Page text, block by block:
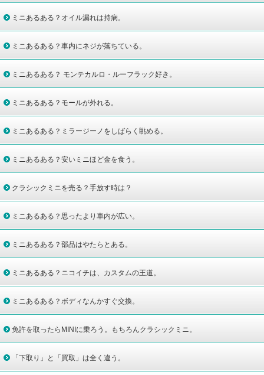
ミニあるある？オイル漏れは持病。
ミニあるある？車内にネジが落ちている。
ミニあるある？ モンテカルロ・ルーフラック好き。
ミニあるある？モールが外れる。
ミニあるある？ミラージーノをしばらく眺める。
ミニあるある？安いミニほど金を食う。
クラシックミニを売る？手放す時は？
ミニあるある？思ったより車内が広い。
ミニあるある？部品はやたらとある。
ミニあるある？ニコイチは、カスタムの王道。
ミニあるある？ボディなんかすぐ交換。
免許を取ったらMINIに乗ろう。もちろんクラシックミニ。
「下取り」と「買取」は全く違う。